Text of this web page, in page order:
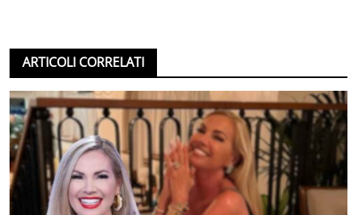
ARTICOLI CORRELATI